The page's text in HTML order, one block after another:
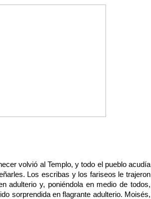
volvió al Templo, y todo el pueblo acudía
Los escribas y los fariseos le trajeron
adulterio y, poniéndola en medio de todos,
sorprendida en flagrante adulterio. Moisés,